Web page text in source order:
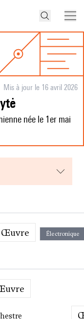
Mis à jour le 16 avril 2026
née le 1er mai
Œuvre Électronique
Œuvre